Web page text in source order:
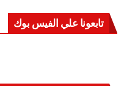
تابعونا علي الفيس بوك